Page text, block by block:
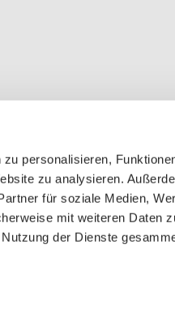
personalisieren,
zu analysieren.
für soziale Medien,
mit weiteren Daten
der Dienste